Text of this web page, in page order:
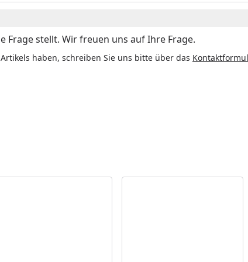
Frage stellt. Wir freuen uns auf Ihre Frage.
haben, schreiben Sie uns bitte über das